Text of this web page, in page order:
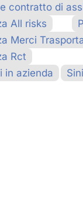
contratto di
All risks
Merci
Rct
in azienda